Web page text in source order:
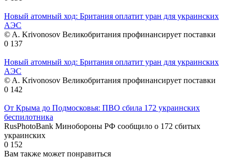
Новый атомный ход: Британия оплатит уран для украинских
АЭС
© A. Krivonosov Великобритания профинансирует поставки
0 137
Новый атомный ход: Британия оплатит уран для украинских
АЭС
© A. Krivonosov Великобритания профинансирует поставки
0 142
От Крыма до Подмосковья: ПВО сбила 172 украинских
беспилотника
RusPhotoBank Минобороны РФ сообщило о 172 сбитых
украинских
0 152
Вам также может понравиться